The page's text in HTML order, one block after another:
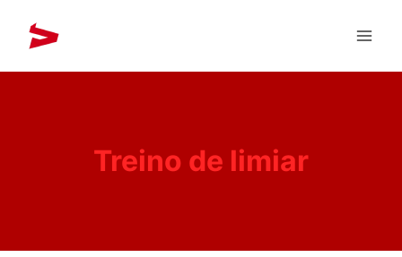
Treino de limiar